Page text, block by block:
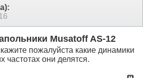
Musatoff AS-12
пожалуйста какие динамики
частотах они делятся.